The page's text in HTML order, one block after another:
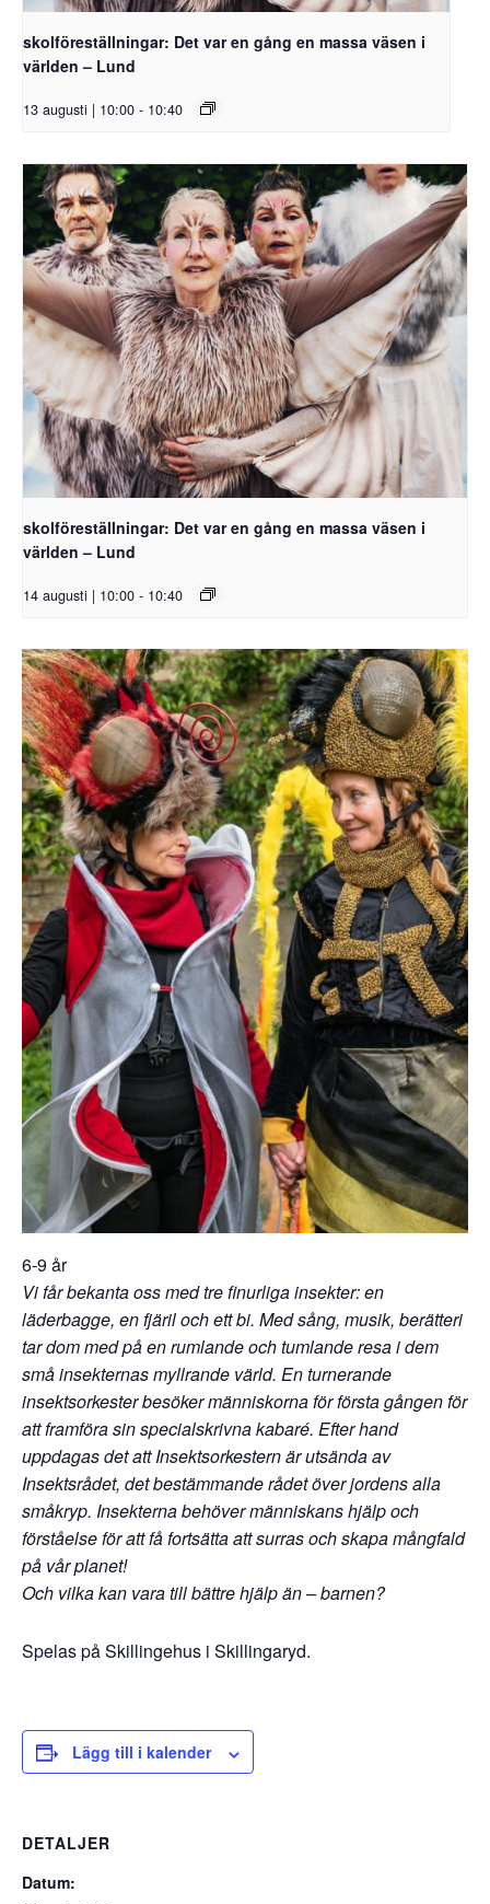
skolföreställningar: Det var en gång en massa väsen i
världen – Lund
13 augusti | 10:00 - 10:40
skolföreställningar: Det var en gång en massa väsen i
världen – Lund
14 augusti | 10:00 - 10:40
6-9 år
Vi får bekanta oss med tre finurliga insekter: en
läderbagge, en fjäril och ett bi. Med sång, musik, berätteri
tar dom med på en rumlande och tumlande resa i dem
små insekternas myllrande värld. En turnerande
insektsorkester besöker människorna för första gången för
att framföra sin specialskrivna kabaré. Efter hand
uppdagas det att Insektsorkestern är utsända av
Insektsrådet, det bestämmande rådet över jordens alla
småkryp. Insekterna behöver människans hjälp och
förståelse för att få fortsätta att surras och skapa mångfald
på vår planet!
Och vilka kan vara till bättre hjälp än – barnen?
Spelas på Skillingehus i Skillingaryd.
Lägg till i kalender
DETALJER
Datum: